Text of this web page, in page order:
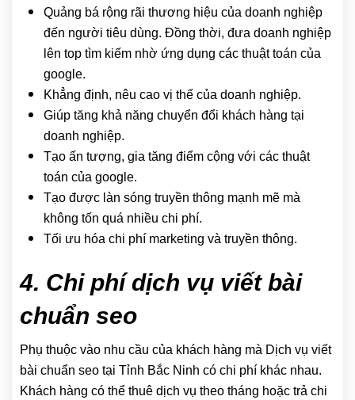
Quảng bá rộng rãi thương hiệu của doanh nghiệp
đến người tiêu dùng. Đồng thời, đưa doanh nghiệp
lên top tìm kiếm nhờ ứng dụng các thuật toán của
google.
Khẳng định, nêu cao vị thế của doanh nghiệp.
Giúp tăng khả năng chuyển đổi khách hàng tại
doanh nghiệp.
Tạo ấn tượng, gia tăng điểm cộng với các thuật
toán của google.
Tạo được làn sóng truyền thông mạnh mẽ mà
không tốn quá nhiều chi phí.
Tối ưu hóa chi phí marketing và truyền thông.
4. Chi phí dịch vụ viết bài
chuẩn seo
Phụ thuộc vào nhu cầu của khách hàng mà Dịch vụ viết
bài chuẩn seo tại Tỉnh Bắc Ninh có chi phí khác nhau.
Khách hàng có thể thuê dịch vụ theo tháng hoặc trả chi